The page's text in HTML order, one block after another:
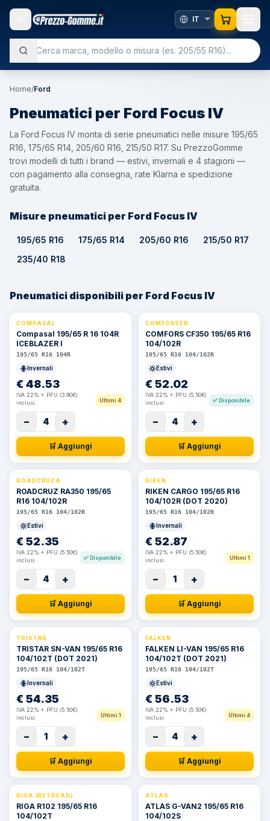
Home/Ford
Pneumatici per Ford Focus IV
La Ford Focus IV monta di serie pneumatici nelle misure 195/65
R16, 175/65 R14, 205/60 R16, 215/50 R17. Su PrezzoGomme
trovi modelli di tutti i brand — estivi, invernali e 4 stagioni —
con pagamento alla consegna, rate Klarna e spedizione
gratuita.
Misure pneumatici per Ford Focus IV
195/65 R16 175/65 R14 205/60 R16
215/50 R17
235/40 R18
Pneumatici disponibili per Ford Focus IV
COMPASAL
Compasal 195/65 R 16 104R
ICEBLAZER I
195/65 R16 104R
Invernali
€48.53
IVA 22% + PFU (3.90€)
inclusi
Ultimi 4
− 4 +
🛒 Aggiungi
COMFORSER
COMFORS CF350 195/65 R16
104/102R
195/65 R16 104/102R
Estivi
€52.02
IVA 22% + PFU (5.50€)
inclusi
✅Disponibile
− 4 +
🛒 Aggiungi
ROADCRUZA
ROADCRUZ RA350 195/65
R16 104/102R
195/65 R16 104/102R
Estivi
€52.35
IVA 22% + PFU (5.50€)
inclusi
✅Disponibile
− 4 +
🛒 Aggiungi
RIKEN
RIKEN CARGO 195/65 R16
104/102R (DOT 2020)
195/65 R16 104/102R
Invernali
€52.87
IVA 22% + PFU (5.50€)
inclusi
Ultimi 1
− 1 +
🛒 Aggiungi
TRISTAR
TRISTAR SN-VAN 195/65 R16
104/102T (DOT 2021)
195/65 R16 104/102T
Invernali
€54.35
IVA 22% + PFU (5.50€)
inclusi
Ultimi 1
− 1 +
🛒 Aggiungi
FALKEN
FALKEN LI-VAN 195/65 R16
104/102T (DOT 2021)
195/65 R16 104/102T
Estivi
€56.53
IVA 22% + PFU (5.50€)
inclusi
Ultimi 4
− 4 +
🛒 Aggiungi
RIGA (RETREAD)
RIGA R102 195/65 R16
104/102T
ATLAS
ATLAS G-VAN2 195/65 R16
104/102S